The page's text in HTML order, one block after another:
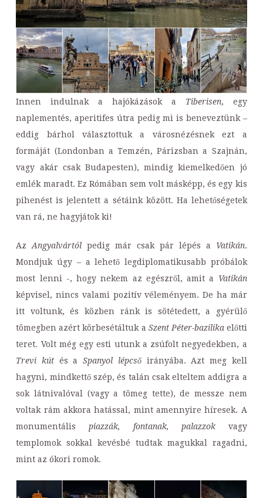
Innen indulnak a hajókázások a Tiberisen, egy
naplementés, aperitifes útra pedig mi is beneveztünk –
eddig bárhol választottuk a városnézésnek ezt a
formáját (Londonban a Temzén, Párizsban a Szajnán,
vagy akár csak Budapesten), mindig kiemelkedően jó
emlék maradt. Ez Rómában sem volt másképp, és egy kis
pihenést is jelentett a sétáink között. Ha lehetőségetek
van rá, ne hagyjátok ki!
AzAngyalvártólpedig már csak pár lépés a Vatikán.
Mondjuk úgy – a lehető legdiplomatikusabb próbálok
most lenni -, hogy nekem az egészről, amit a Vatikán
képvisel, nincs valami pozitív véleményem. De ha már
itt voltunk, és közben ránk is sötétedett, a gyérülő
tömegben azért körbesétáltuk a Szent Péter-bazilikaelőtti
teret. Volt még egy esti utunk a zsúfolt negyedekben, a
Trevi kút és aSpanyol lépcsőirányába. Azt meg kell
hagyni, mindkettő szép, és talán csak elteltem addigra a
sok látnivalóval (vagy a tömeg tette), de messze nem
voltak rám akkora hatással, mint amennyire híresek. A
monumentális piazzák, fontanak, palazzokvagy
templomok sokkal kevésbé tudtak magukkal ragadni,
mint az ókori romok.